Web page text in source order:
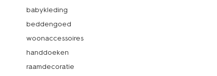
babykleding
beddengoed
woonaccessoires
handdoeken
raamdecoratie